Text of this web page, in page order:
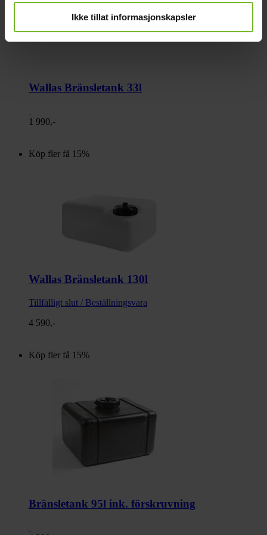
Ikke tillat informasjonskapsler
Wallas Bränsletank 33l
1 990,-
Köp fler få 15%
Wallas Bränsletank 130l
Tillfälligt slut / Beställningsvara
4 590,-
Köp fler få 15%
Bränsletank 95l ink. förskruvning